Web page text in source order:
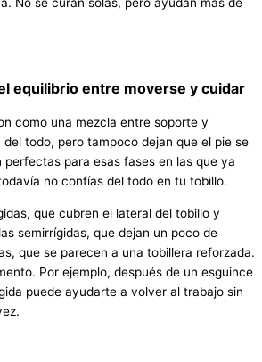
equilibrio entre moverse y cuidar
como una mezcla entre soporte y
todo, pero tampoco dejan que el pie se
perfectas para esas fases en las que ya
no confías del todo en tu tobillo.
que cubren el lateral del tobillo y
semirrígidas, que dejan un poco de
que se parecen a una tobillera reforzada.
Por ejemplo, después de un esguince
puede ayudarte a volver al trabajo sin